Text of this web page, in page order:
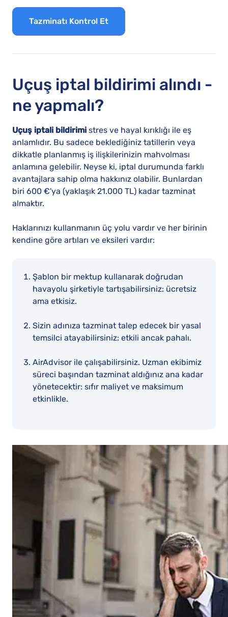
Tazminatı Kontrol Et
Uçuş iptal bildirimi alındı -
ne yapmalı?
Uçuş iptali bildirimi stres ve hayal kırıklığı ile eş
anlamlıdır. Bu sadece beklediğiniz tatillerin veya
dikkatle planlanmış iş ilişkilerinizin mahvolması
anlamına gelebilir. Neyse ki, iptal durumunda farklı
avantajlara sahip olma hakkınız olabilir. Bunlardan
biri 600 €'ya (yaklaşık 21.000 TL) kadar tazminat
almaktır.
Haklarınızı kullanmanın üç yolu vardır ve her birinin
kendine göre artıları ve eksileri vardır:
Şablon bir mektup kullanarak doğrudan
havayolu şirketiyle tartışabilirsiniz: ücretsiz
ama etkisiz.
Sizin adınıza tazminat talep edecek bir yasal
temsilci atayabilirsiniz: etkili ancak pahalı.
AirAdvisor ile çalışabilirsiniz. Uzman ekibimiz
süreci başından tazminat aldığınız ana kadar
yönetecektir: sıfır maliyet ve maksimum
etkinlikle.